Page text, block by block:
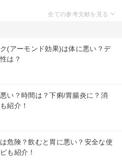
(アーモンド効果)は体に悪い？デ
は？
い？時間は？下痢/胃腸炎に？消
紹介！
危険？飲むと胃に悪い？安全な使
も紹介！